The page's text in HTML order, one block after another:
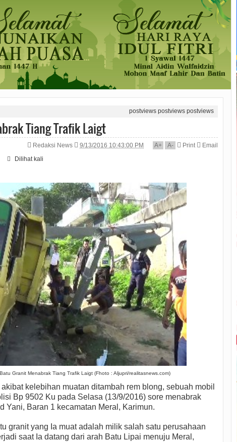
postviewspostviewspostviews
Tiang Trafik Laigt
Redaksi News 9/13/2016 10:43:00 PM A+ A- Print
Email
Dilihat kali
Granit Menabrak Tiang Trafik Laigt (Fhoto : Aljupri/realitasnews.com)
kelebihan muatan ditambah rem blong, sebuah mobil
Bp 9502 Ku pada Selasa (13/9/2016) sore menabrak
Yani, Baran 1 kecamatan Meral, Karimun.
granit yang Ia muat adalah milik salah satu perusahaan
saat Ia datang dari arah Batu Lipai menuju Meral,